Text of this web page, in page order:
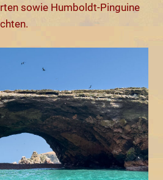
sowie Humboldt-Pinguine